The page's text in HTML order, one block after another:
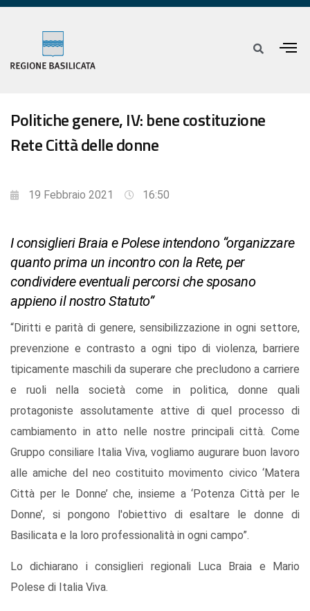
Politiche genere, IV: bene costituzione
Rete Città delle donne
19 Febbraio 2021 16:50
I consiglieri Braia e Polese intendono “organizzare
quanto prima un incontro con la Rete, per
condividere eventuali percorsi che sposano
appieno il nostro Statuto”
“Diritti e parità di genere, sensibilizzazione in ogni settore,
prevenzione e contrasto a ogni tipo di violenza, barriere
tipicamente maschili da superare che precludono a carriere
e ruoli nella società come in politica, donne quali
protagoniste assolutamente attive di quel processo di
cambiamento in atto nelle nostre principali città. Come
Gruppo consiliare Italia Viva, vogliamo augurare buon lavoro
alle amiche del neo costituito movimento civico ‘Matera
Città per le Donne’ che, insieme a ‘Potenza Città per le
Donne’, si pongono l'obiettivo di esaltare le donne di
Basilicata e la loro professionalità in ogni campo”.
Lo dichiarano i consiglieri regionali Luca Braia e Mario
Polese di Italia Viva.